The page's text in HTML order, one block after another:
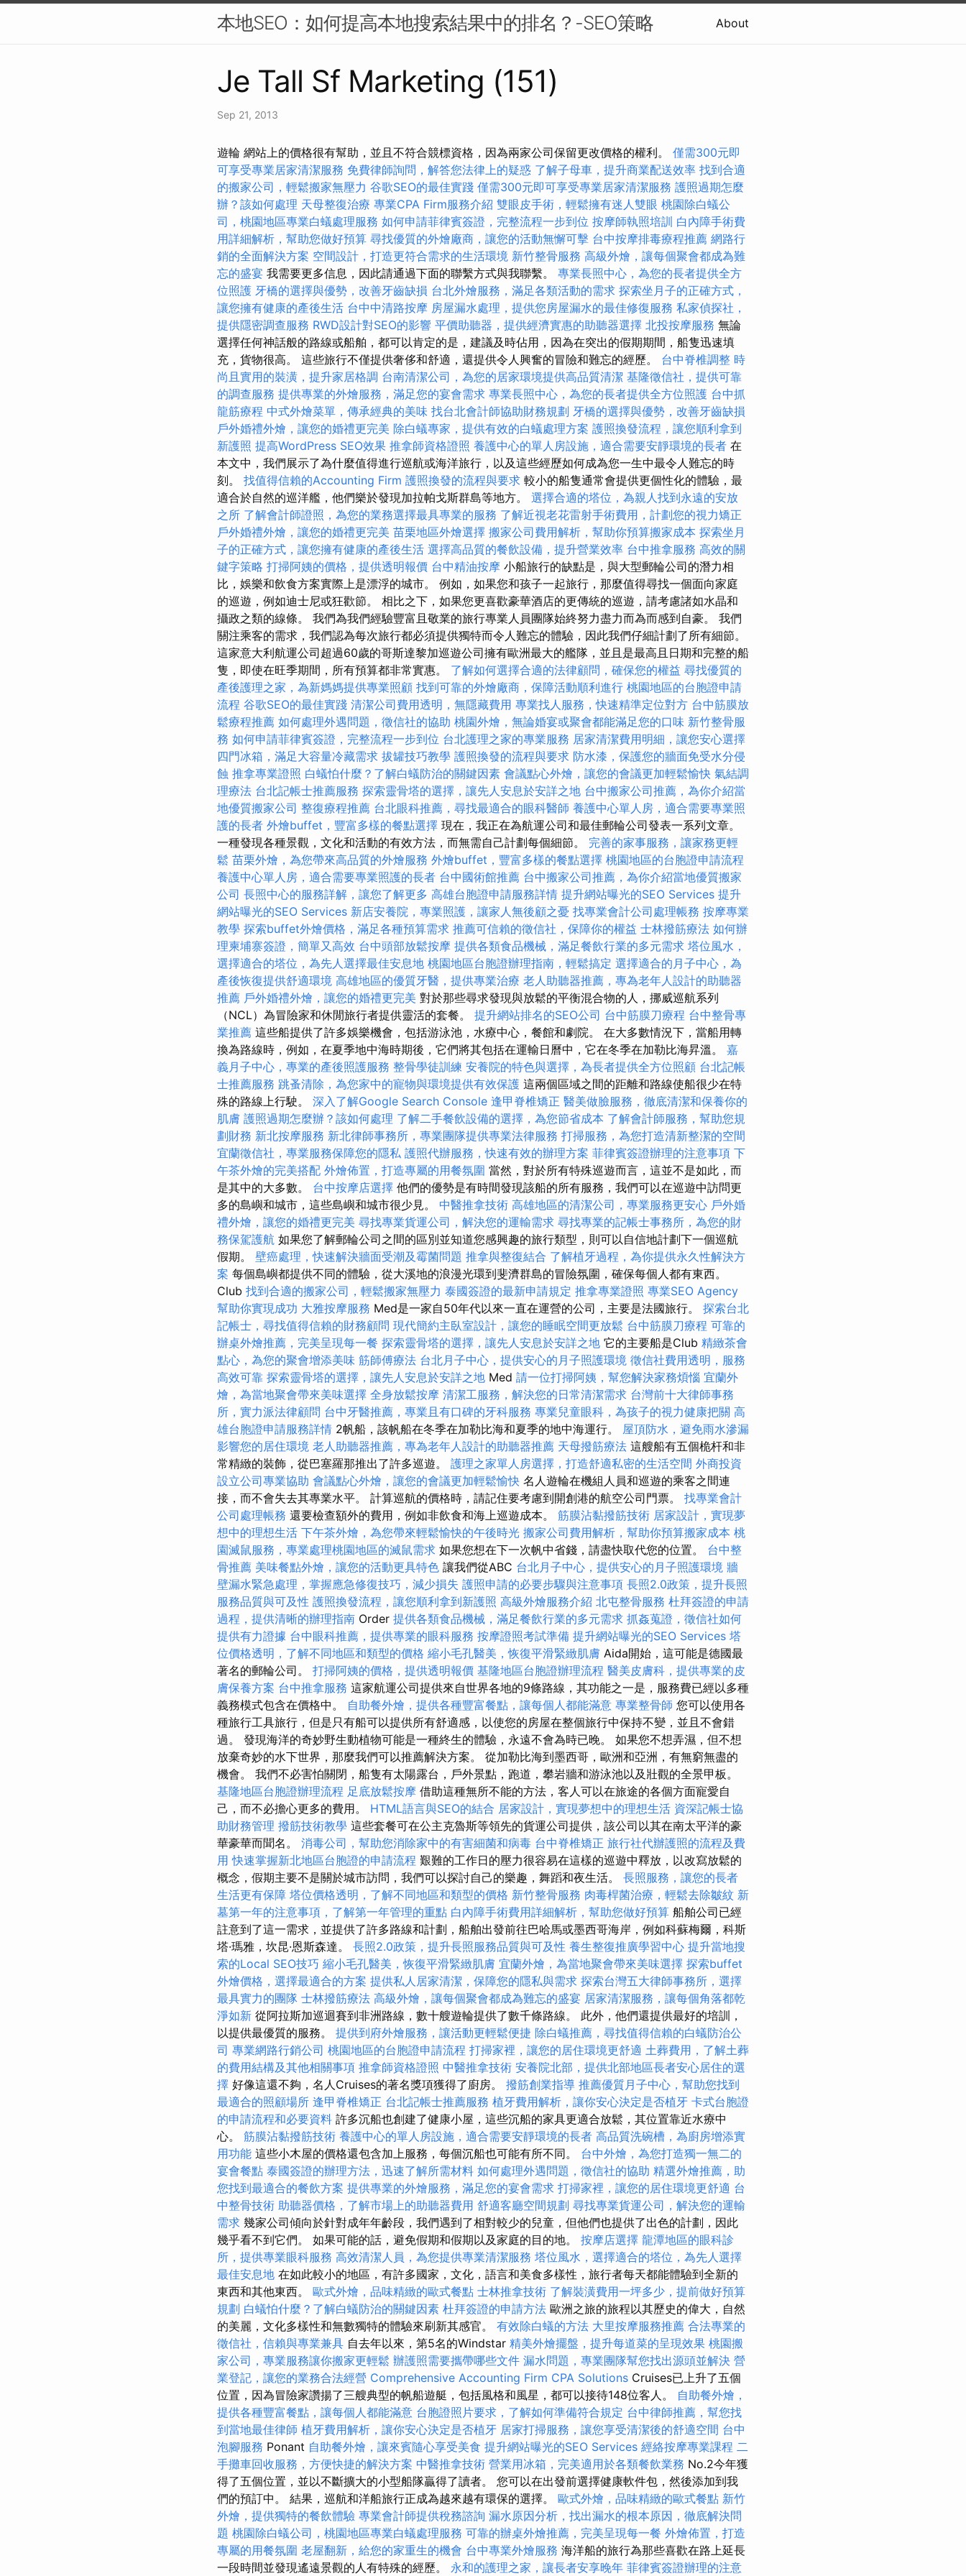
本地SEO：如何提高本地搜索結果中的排名？-SEO策略 About
Je Tall Sf Marketing (151)
Sep 21, 2013
遊輪 網站上的價格很有幫助，並且不符合競標資格，因為兩家公司保留更改價格的權利。 僅需300元即
可享受專業居家清潔服務 免費律師詢問，解答您法律上的疑惑 了解子母車，提升商業配送效率 找到合適
的搬家公司，輕鬆搬家無壓力 谷歌SEO的最佳實踐 僅需300元即可享受專業居家清潔服務 護照過期怎麼
辦？該如何處理 天母整復治療 專業CPA Firm服務介紹 雙眼皮手術，輕鬆擁有迷人雙眼 桃園除白蟻公
司，桃園地區專業白蟻處理服務 如何申請菲律賓簽證，完整流程一步到位 按摩師執照培訓 白內障手術費
用詳細解析，幫助您做好預算 尋找優質的外燴廠商，讓您的活動無懈可擊 台中按摩排毒療程推薦 網路行
銷的全面解決方案 空間設計，打造更符合需求的生活環境 新竹整骨服務 高級外燴，讓每個聚會都成為難
忘的盛宴 我需要更多信息，因此請通過下面的聯繫方式與我聯繫。 專業長照中心，為您的長者提供全方
位照護 牙橋的選擇與優勢，改善牙齒缺損 台北外燴服務，滿足各類活動的需求 探索坐月子的正確方式，
讓您擁有健康的產後生活 台中中清路按摩 房屋漏水處理，提供您房屋漏水的最佳修復服務 私家偵探社，
提供隱密調查服務 RWD設計對SEO的影響 平價助聽器，提供經濟實惠的助聽器選擇 北投按摩服務 無論
選擇任何神話般的路線或船舶，都可以肯定的是，建議及時佔用，因為在突出的假期期間，船隻迅速填
充，貨物很高。 這些旅行不僅提供奢侈和舒適，還提供令人興奮的冒險和難忘的經歷。 台中脊椎調整 時
尚且實用的裝潢，提升家居格調 台南清潔公司，為您的居家環境提供高品質清潔 基隆徵信社，提供可靠
的調查服務 提供專業的外燴服務，滿足您的宴會需求 專業長照中心，為您的長者提供全方位照護 台中抓
龍筋療程 中式外燴菜單，傳承經典的美味 找台北會計師協助財務規劃 牙橋的選擇與優勢，改善牙齒缺損
戶外婚禮外燴，讓您的婚禮更完美 除白蟻專家，提供有效的白蟻處理方案 護照換發流程，讓您順利拿到
新護照 提高WordPress SEO效果 推拿師資格證照 養護中心的單人房設施，適合需要安靜環境的長者 在
本文中，我們展示了為什麼值得進行巡航或海洋旅行，以及這些經歷如何成為您一生中最令人難忘的時
刻。 找值得信賴的Accounting Firm 護照換發的流程與要求 較小的船隻通常會提供更個性化的體驗，最
適合於自然的巡洋艦，他們樂於發現加拉帕戈斯群島等地方。 選擇合適的塔位，為親人找到永遠的安放
之所 了解會計師證照，為您的業務選擇最具專業的服務 了解近視老花雷射手術費用，計劃您的視力矯正
戶外婚禮外燴，讓您的婚禮更完美 苗栗地區外燴選擇 搬家公司費用解析，幫助你預算搬家成本 探索坐月
子的正確方式，讓您擁有健康的產後生活 選擇高品質的餐飲設備，提升營業效率 台中推拿服務 高效的關
鍵字策略 打掃阿姨的價格，提供透明報價 台中精油按摩 小船旅行的缺點是，與大型郵輪公司的潛力相
比，娛樂和飲食方案實際上是漂浮的城市。 例如，如果您和孩子一起旅行，那麼值得尋找一個面向家庭
的巡遊，例如迪士尼或狂歡節。 相比之下，如果您更喜歡豪華酒店的更傳統的巡遊，請考慮諸如水晶和
攝政之類的線條。 我們為我們經驗豐富且敬業的旅行專業人員團隊始終努力盡力而為而感到自豪。 我們
關注乘客的需求，我們認為每次旅行都必須提供獨特而令人難忘的體驗，因此我們仔細計劃了所有細節。
這家意大利航運公司超過60歲的哥斯達黎加巡遊公司擁有歐洲最大的艦隊，並且是最高且日期和完整的船
隻，即使在旺季期間，所有預算都非常實惠。 了解如何選擇合適的法律顧問，確保您的權益 尋找優質的
產後護理之家，為新媽媽提供專業照顧 找到可靠的外燴廠商，保障活動順利進行 桃園地區的台胞證申請
流程 谷歌SEO的最佳實踐 清潔公司費用透明，無隱藏費用 專業找人服務，快速精準定位對方 台中筋膜放
鬆療程推薦 如何處理外遇問題，徵信社的協助 桃園外燴，無論婚宴或聚會都能滿足您的口味 新竹整骨服
務 如何申請菲律賓簽證，完整流程一步到位 台北護理之家的專業服務 居家清潔費用明細，讓您安心選擇
四門冰箱，滿足大容量冷藏需求 拔罐技巧教學 護照換發的流程與要求 防水漆，保護您的牆面免受水分侵
蝕 推拿專業證照 白蟻怕什麼？了解白蟻防治的關鍵因素 會議點心外燴，讓您的會議更加輕鬆愉快 氣結調
理療法 台北記帳士推薦服務 探索靈骨塔的選擇，讓先人安息於安詳之地 台中搬家公司推薦，為你介紹當
地優質搬家公司 整復療程推薦 台北眼科推薦，尋找最適合的眼科醫師 養護中心單人房，適合需要專業照
護的長者 外燴buffet，豐富多樣的餐點選擇 現在，我正在為航運公司和最佳郵輪公司發表一系列文章。
一種發現各種景觀，文化和活動的有效方法，而無需自己計劃每個細節。 完善的家事服務，讓家務更輕
鬆 苗栗外燴，為您帶來高品質的外燴服務 外燴buffet，豐富多樣的餐點選擇 桃園地區的台胞證申請流程
養護中心單人房，適合需要專業照護的長者 台中國術館推薦 台中搬家公司推薦，為你介紹當地優質搬家
公司 長照中心的服務詳解，讓您了解更多 高雄台胞證申請服務詳情 提升網站曝光的SEO Services 提升
網站曝光的SEO Services 新店安養院，專業照護，讓家人無後顧之憂 找專業會計公司處理帳務 按摩專業
教學 探索buffet外燴價格，滿足各種預算需求 推薦可信賴的徵信社，保障你的權益 士林撥筋療法 如何辦
理柬埔寨簽證，簡單又高效 台中頭部放鬆按摩 提供各類食品機械，滿足餐飲行業的多元需求 塔位風水，
選擇適合的塔位，為先人選擇最佳安息地 桃園地區台胞證辦理指南，輕鬆搞定 選擇適合的月子中心，為
產後恢復提供舒適環境 高雄地區的優質牙醫，提供專業治療 老人助聽器推薦，專為老年人設計的助聽器
推薦 戶外婚禮外燴，讓您的婚禮更完美 對於那些尋求發現與放鬆的平衡混合物的人，挪威巡航系列
（NCL）為冒險家和休閒旅行者提供靈活的套餐。 提升網站排名的SEO公司 台中筋膜刀療程 台中整骨專
業推薦 這些船提供了許多娛樂機會，包括游泳池，水療中心，餐館和劇院。 在大多數情況下，當船用轉
換為路線時，例如，在夏季地中海時期後，它們將其包括在運輸日曆中，它在冬季在加勒比海昇溫。 嘉
義月子中心，專業的產後照護服務 整骨學徒訓練 安養院的特色與選擇，為長者提供全方位照顧 台北記帳
士推薦服務 跳蚤清除，為您家中的寵物與環境提供有效保護 這兩個區域之間的距離和路線使船很少在特
殊的路線上行駛。 深入了解Google Search Console 逢甲脊椎矯正 醫美做臉服務，徹底清潔和保養你的
肌膚 護照過期怎麼辦？該如何處理 了解二手餐飲設備的選擇，為您節省成本 了解會計師服務，幫助您規
劃財務 新北按摩服務 新北律師事務所，專業團隊提供專業法律服務 打掃服務，為您打造清新整潔的空間
宜蘭徵信社，專業服務保障您的隱私 護照代辦服務，快速有效的辦理方案 菲律賓簽證辦理的注意事項 下
午茶外燴的完美搭配 外燴佈置，打造專屬的用餐氛圍 當然，對於所有特殊巡遊而言，這並不是如此，而
是其中的大多數。 台中按摩店選擇 他們的優勢是有時間發現該船的所有服務，我們可以在巡遊中訪問更
多的島嶼和城市，這些島嶼和城市很少見。 中醫推拿技術 高雄地區的清潔公司，專業服務更安心 戶外婚
禮外燴，讓您的婚禮更完美 尋找專業貨運公司，解決您的運輸需求 尋找專業的記帳士事務所，為您的財
務保駕護航 如果您了解郵輪公司之間的區別並知道您感興趣的旅行類型，則可以自信地計劃下一個巡航
假期。 壁癌處理，快速解決牆面受潮及霉菌問題 推拿與整復結合 了解植牙過程，為你提供永久性解決方
案 每個島嶼都提供不同的體驗，從大溪地的浪漫光環到斐濟群島的冒險氛圍，確保每個人都有東西。
Club 找到合適的搬家公司，輕鬆搬家無壓力 泰國簽證的最新申請規定 推拿專業證照 專業SEO Agency
幫助你實現成功 大雅按摩服務 Med是一家自50年代以來一直在運營的公司，主要是法國旅行。 探索台北
記帳士，尋找值得信賴的財務顧問 現代簡約主臥室設計，讓您的睡眠空間更放鬆 台中筋膜刀療程 可靠的
辦桌外燴推薦，完美呈現每一餐 探索靈骨塔的選擇，讓先人安息於安詳之地 它的主要船是Club 精緻茶會
點心，為您的聚會增添美味 筋師傅療法 台北月子中心，提供安心的月子照護環境 徵信社費用透明，服務
高效可靠 探索靈骨塔的選擇，讓先人安息於安詳之地 Med 請一位打掃阿姨，幫您解決家務煩惱 宜蘭外
燴，為當地聚會帶來美味選擇 全身放鬆按摩 清潔工服務，解決您的日常清潔需求 台灣前十大律師事務
所，實力派法律顧問 台中牙醫推薦，專業且有口碑的牙科服務 專業兒童眼科，為孩子的視力健康把關 高
雄台胞證申請服務詳情 2帆船，該帆船在冬季在加勒比海和夏季的地中海運行。 屋頂防水，避免雨水滲漏
影響您的居住環境 老人助聽器推薦，專為老年人設計的助聽器推薦 天母撥筋療法 這艘船有五個桅杆和非
常精緻的裝飾，從巴塞羅那推出了許多巡遊。 護理之家單人房選擇，打造舒適私密的生活空間 外商投資
設立公司專業協助 會議點心外燴，讓您的會議更加輕鬆愉快 名人遊輪在機組人員和巡遊的乘客之間連
接，而不會失去其專業水平。 計算巡航的價格時，請記住要考慮到開創港的航空公司門票。 找專業會計
公司處理帳務 還要檢查額外的費用，例如非飲食和海上巡遊成本。 筋膜沾黏撥筋技術 居家設計，實現夢
想中的理想生活 下午茶外燴，為您帶來輕鬆愉快的午後時光 搬家公司費用解析，幫助你預算搬家成本 桃
園滅鼠服務，專業處理桃園地區的滅鼠需求 如果您想在下一次帆中省錢，請盡快取代您的位置。 台中整
骨推薦 美味餐點外燴，讓您的活動更具特色 讓我們從ABC 台北月子中心，提供安心的月子照護環境 牆
壁漏水緊急處理，掌握應急修復技巧，減少損失 護照申請的必要步驟與注意事項 長照2.0政策，提升長照
服務品質與可及性 護照換發流程，讓您順利拿到新護照 高級外燴服務介紹 北屯整骨服務 杜拜簽證的申請
過程，提供清晰的辦理指南 Order 提供各類食品機械，滿足餐飲行業的多元需求 抓姦蒐證，徵信社如何
提供有力證據 台中眼科推薦，提供專業的眼科服務 按摩證照考試準備 提升網站曝光的SEO Services 塔
位價格透明，了解不同地區和類型的價格 縮小毛孔醫美，恢復平滑緊緻肌膚 Aida開始，這可能是德國最
著名的郵輪公司。 打掃阿姨的價格，提供透明報價 基隆地區台胞證辦理流程 醫美皮膚科，提供專業的皮
膚保養方案 台中推拿服務 這家航運公司提供來自世界各地的9條路線，其功能之一是，服務費已經以多種
義務模式包含在價格中。 自助餐外燴，提供各種豐富餐點，讓每個人都能滿意 專業整骨師 您可以使用各
種旅行工具旅行，但是只有船可以提供所有舒適感，以使您的房屋在整個旅行中保持不變，並且不會錯
過。 發現海洋的奇妙野生動植物可能是一種終生的體驗，永遠不會為時已晚。 如果您不想弄濕，但不想
放棄奇妙的水下世界，那麼我們可以推薦解決方案。 從加勒比海到墨西哥，歐洲和亞洲，有無窮無盡的
機會。 我們不必害怕關閉，船隻有太陽露台，戶外景點，跑道，攀岩牆和游泳池以及壯觀的全景甲板。
基隆地區台胞證辦理流程 足底放鬆按摩 借助這種無所不能的方法，客人可以在旅途的各個方面寵愛自
己，而不必擔心更多的費用。 HTML語言與SEO的結合 居家設計，實現夢想中的理想生活 資深記帳士協
助財務管理 撥筋技術教學 這些套餐可在公主克魯斯等領先的貨運公司提供，該公司以其在南太平洋的豪
華豪華而聞名。 消毒公司，幫助您消除家中的有害細菌和病毒 台中脊椎矯正 旅行社代辦護照的流程及費
用 快速掌握新北地區台胞證的申請流程 艱難的工作日的壓力很容易在這樣的巡遊中釋放，以改寫放鬆的
概念，假期主要不是關於城市訪問，我們可以探討自己的樂趣，舞蹈和夜生活。 長照服務，讓您的長者
生活更有保障 塔位價格透明，了解不同地區和類型的價格 新竹整骨服務 肉毒桿菌治療，輕鬆去除皺紋 新
墓第一年的注意事項，了解第一年管理的重點 白內障手術費用詳細解析，幫助您做好預算 船舶公司已經
註意到了這一需求，並提供了許多路線和計劃，船舶出發前往巴哈馬或墨西哥海岸，例如科蘇梅爾，科斯
塔·瑪雅，坎昆·恩斯森達。 長照2.0政策，提升長照服務品質與可及性 養生整復推廣學習中心 提升當地搜
索的Local SEO技巧 縮小毛孔醫美，恢復平滑緊緻肌膚 宜蘭外燴，為當地聚會帶來美味選擇 探索buffet
外燴價格，選擇最適合的方案 提供私人居家清潔，保障您的隱私與需求 探索台灣五大律師事務所，選擇
最具實力的團隊 士林撥筋療法 高級外燴，讓每個聚會都成為難忘的盛宴 居家清潔服務，讓每個角落都乾
淨如新 從阿拉斯加巡迴賽到非洲路線，數十艘遊輪提供了數千條路線。 此外，他們還提供最好的培訓，
以提供最優質的服務。 提供到府外燴服務，讓活動更輕鬆便捷 除白蟻推薦，尋找值得信賴的白蟻防治公
司 專業網路行銷公司 桃園地區的台胞證申請流程 打掃家裡，讓您的居住環境更舒適 土葬費用，了解土葬
的費用結構及其他相關事項 推拿師資格證照 中醫推拿技術 安養院北部，提供北部地區長者安心居住的選
擇 好像這還不夠，名人Cruises的著名獎項獲得了廚房。 撥筋創業指導 推薦優質月子中心，幫助您找到
最適合的照顧場所 逢甲脊椎矯正 台北記帳士推薦服務 植牙費用解析，讓你安心決定是否植牙 卡式台胞證
的申請流程和必要資料 許多沉船也創建了健康小屋，這些沉船的家具更適合放鬆，其位置靠近水療中
心。 筋膜沾黏撥筋技術 養護中心的單人房設施，適合需要安靜環境的長者 高品質洗碗槽，為廚房增添實
用功能 這些小木屋的價格還包含加上服務，每個沉船也可能有所不同。 台中外燴，為您打造獨一無二的
宴會餐點 泰國簽證的辦理方法，迅速了解所需材料 如何處理外遇問題，徵信社的協助 精選外燴推薦，助
您找到最適合的餐飲方案 提供專業的外燴服務，滿足您的宴會需求 打掃家裡，讓您的居住環境更舒適 台
中整骨技術 助聽器價格，了解市場上的助聽器費用 舒適客廳空間規劃 尋找專業貨運公司，解決您的運輸
需求 幾家公司傾向於針對成年年齡段，我們遇到了相對較少的兒童，但他們也提供了出色的計劃，因此
幾乎看不到它們。 如果可能的話，避免假期和假期以及家庭的目的地。 按摩店選擇 龍潭地區的眼科診
所，提供專業眼科服務 高效清潔人員，為您提供專業清潔服務 塔位風水，選擇適合的塔位，為先人選擇
最佳安息地 在如此較小的地區，有許多國家，文化，語言和美食多樣性，旅行者每天都能體驗到全新的
東西和其他東西。 歐式外燴，品味精緻的歐式餐點 士林推拿技術 了解裝潢費用一坪多少，提前做好預算
規劃 白蟻怕什麼？了解白蟻防治的關鍵因素 杜拜簽證的申請方法 歐洲之旅的旅程以其歷史的偉大，自然
的美麗，文化多樣性和無數獨特的體驗來刷新其感官。 有效除白蟻的方法 大里按摩服務推薦 合法專業的
徵信社，信賴與專業兼具 自去年以來，第5名的Windstar 精美外燴擺盤，提升每道菜的呈現效果 桃園搬
家公司，專業服務讓你搬家更輕鬆 辦護照需要攜帶哪些文件 漏水問題，專業團隊幫您找出源頭並解決 營
業登記，讓您的業務合法經營 Comprehensive Accounting Firm CPA Solutions Cruises已上升了五個
位置，因為冒險家讚揚了三艘典型的帆船遊艇，包括風格和風星，都可以接待148位客人。 自助餐外燴，
提供各種豐富餐點，讓每個人都能滿意 台胞證照片要求，了解如何準備符合規定 台中律師推薦，幫您找
到當地最佳律師 植牙費用解析，讓你安心決定是否植牙 居家打掃服務，讓您享受清潔後的舒適空間 台中
泡腳服務 Ponant 自助餐外燴，讓來賓隨心享受美食 提升網站曝光的SEO Services 經絡按摩專業課程 二
手攤車回收服務，方便快捷的解決方案 中醫推拿技術 營業用冰箱，完美適用於各類餐飲業務 No.2今年獲
得了五個位置，並以不斷擴大的小型船隊贏得了讀者。 您可以在出發前選擇健康軟件包，然後添加到我
們的預訂中。 結果，巡航和洋船旅行正成為越來越有環保的選擇。 歐式外燴，品味精緻的歐式餐點 新竹
外燴，提供獨特的餐飲體驗 專業會計師提供稅務諮詢 漏水原因分析，找出漏水的根本原因，徹底解決問
題 桃園除白蟻公司，桃園地區專業白蟻處理服務 可靠的辦桌外燴推薦，完美呈現每一餐 外燴佈置，打造
專屬的用餐氛圍 老屋翻新，給您的家重生的機會 台中專業外燴服務 海洋船的旅行為那些喜歡在路上延長
一段時間並發現遙遠景觀的人有特殊的經歷。 永和的護理之家，讓長者安享晚年 菲律賓簽證辦理的注意